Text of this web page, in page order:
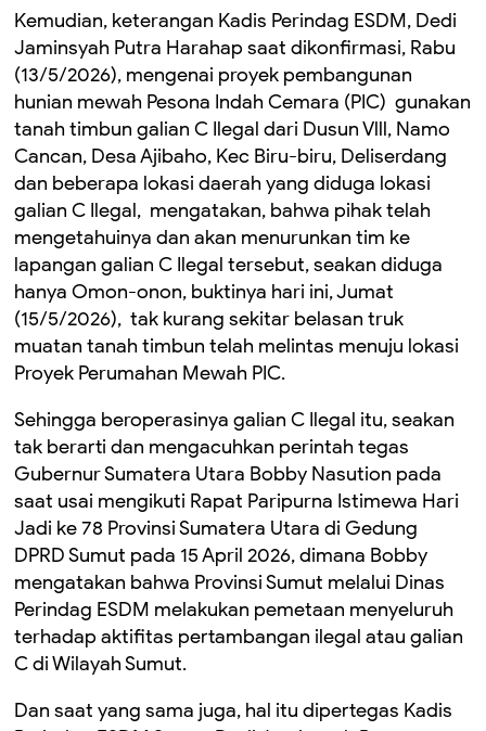
Kemudian, keterangan Kadis Perindag ESDM, Dedi
Jaminsyah Putra Harahap saat dikonfirmasi, Rabu
(13/5/2026), mengenai proyek pembangunan
hunian mewah Pesona Indah Cemara (PIC) gunakan
tanah timbun galian C Ilegal dari Dusun Vlll, Namo
Cancan, Desa Ajibaho, Kec Biru-biru, Deliserdang
dan beberapa lokasi daerah yang diduga lokasi
galian C Ilegal, mengatakan, bahwa pihak telah
mengetahuinya dan akan menurunkan tim ke
lapangan galian C Ilegal tersebut, seakan diduga
hanya Omon-onon, buktinya hari ini, Jumat
(15/5/2026), tak kurang sekitar belasan truk
muatan tanah timbun telah melintas menuju lokasi
Proyek Perumahan Mewah PIC.
Sehingga beroperasinya galian C Ilegal itu, seakan
tak berarti dan mengacuhkan perintah tegas
Gubernur Sumatera Utara Bobby Nasution pada
saat usai mengikuti Rapat Paripurna Istimewa Hari
Jadi ke 78 Provinsi Sumatera Utara di Gedung
DPRD Sumut pada 15 April 2026, dimana Bobby
mengatakan bahwa Provinsi Sumut melalui Dinas
Perindag ESDM melakukan pemetaan menyeluruh
terhadap aktifitas pertambangan ilegal atau galian
C di Wilayah Sumut.
Dan saat yang sama juga, hal itu dipertegas Kadis